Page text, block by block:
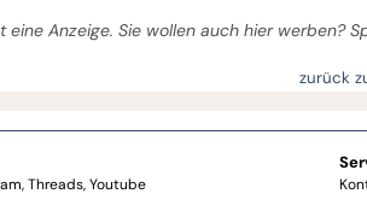
eine Anzeige. Sie wollen auch hier werben?
zurück
Threads Youtube